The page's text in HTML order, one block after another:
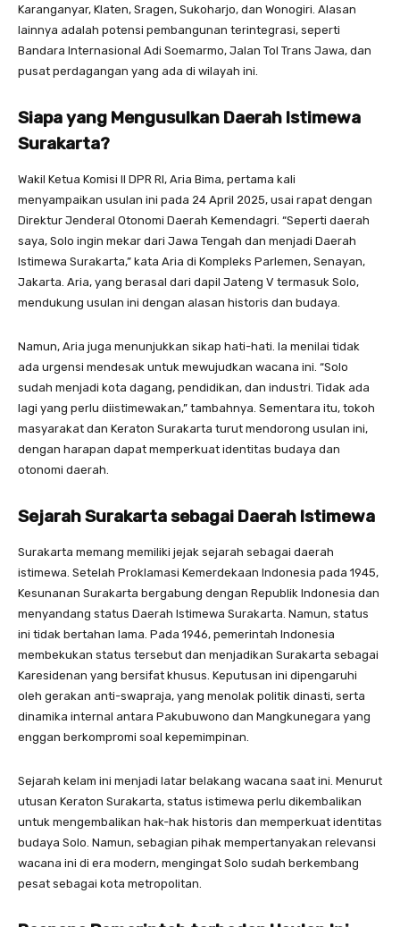
Karanganyar, Klaten, Sragen, Sukoharjo, dan Wonogiri. Alasan
lainnya adalah potensi pembangunan terintegrasi, seperti
Bandara Internasional Adi Soemarmo, Jalan Tol Trans Jawa, dan
pusat perdagangan yang ada di wilayah ini.
Siapa yang Mengusulkan Daerah Istimewa
Surakarta?
Wakil Ketua Komisi II DPR RI, Aria Bima, pertama kali
menyampaikan usulan ini pada 24 April 2025, usai rapat dengan
Direktur Jenderal Otonomi Daerah Kemendagri. “Seperti daerah
saya, Solo ingin mekar dari Jawa Tengah dan menjadi Daerah
Istimewa Surakarta,” kata Aria di Kompleks Parlemen, Senayan,
Jakarta. Aria, yang berasal dari dapil Jateng V termasuk Solo,
mendukung usulan ini dengan alasan historis dan budaya.
Namun, Aria juga menunjukkan sikap hati-hati. Ia menilai tidak
ada urgensi mendesak untuk mewujudkan wacana ini. “Solo
sudah menjadi kota dagang, pendidikan, dan industri. Tidak ada
lagi yang perlu diistimewakan,” tambahnya. Sementara itu, tokoh
masyarakat dan Keraton Surakarta turut mendorong usulan ini,
dengan harapan dapat memperkuat identitas budaya dan
otonomi daerah.
Sejarah Surakarta sebagai Daerah Istimewa
Surakarta memang memiliki jejak sejarah sebagai daerah
istimewa. Setelah Proklamasi Kemerdekaan Indonesia pada 1945,
Kesunanan Surakarta bergabung dengan Republik Indonesia dan
menyandang status Daerah Istimewa Surakarta. Namun, status
ini tidak bertahan lama. Pada 1946, pemerintah Indonesia
membekukan status tersebut dan menjadikan Surakarta sebagai
Karesidenan yang bersifat khusus. Keputusan ini dipengaruhi
oleh gerakan anti-swapraja, yang menolak politik dinasti, serta
dinamika internal antara Pakubuwono dan Mangkunegara yang
enggan berkompromi soal kepemimpinan.
Sejarah kelam ini menjadi latar belakang wacana saat ini. Menurut
utusan Keraton Surakarta, status istimewa perlu dikembalikan
untuk mengembalikan hak-hak historis dan memperkuat identitas
budaya Solo. Namun, sebagian pihak mempertanyakan relevansi
wacana ini di era modern, mengingat Solo sudah berkembang
pesat sebagai kota metropolitan.